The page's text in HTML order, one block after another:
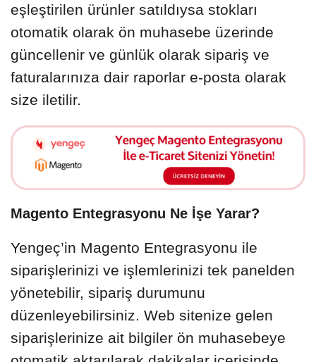
eşleştirilen ürünler satıldıysa stokları
otomatik olarak ön muhasebe üzerinde
güncellenir ve günlük olarak sipariş ve
faturalarınıza dair raporlar e-posta olarak
size iletilir.
Magento Entegrasyonu Ne İşe Yarar?
Yengeç’in Magento Entegrasyonu ile
siparişlerinizi ve işlemlerinizi tek panelden
yönetebilir, sipariş durumunu
düzenleyebilirsiniz. Web sitenize gelen
siparişlerinize ait bilgiler ön muhasebeye